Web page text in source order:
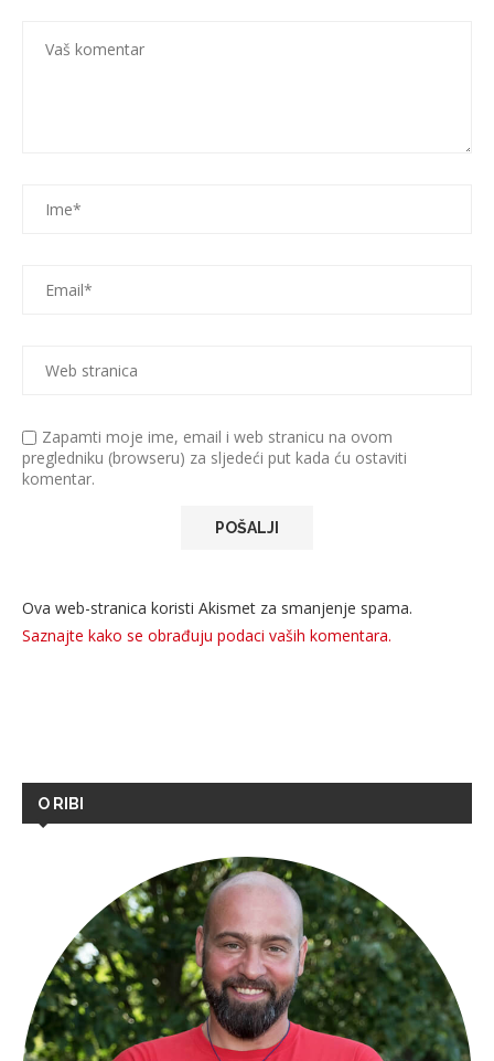
Zapamti moje ime, email i web stranicu na ovom
pregledniku (browseru) za sljedeći put kada ću ostaviti
komentar.
Ova web-stranica koristi Akismet za smanjenje spama.
Saznajte kako se obrađuju podaci vaših komentara.
O RIBI